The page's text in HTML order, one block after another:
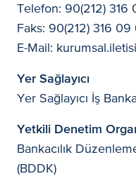
Telefon: 90(212) 316
Faks: 90(212) 316 09
E-Mail:
Yer Sağlayıcı
Yer Sağlayıcı İş
Yetkili Denetim
Bankacılık
(BDDK)